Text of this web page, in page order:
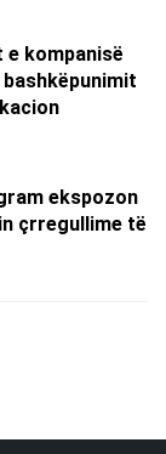
kompanisë
ekspozon
çrregullime të